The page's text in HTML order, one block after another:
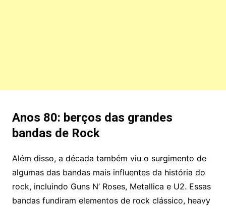
Anos 80: berços das grandes
bandas de Rock
Além disso, a década também viu o surgimento de
algumas das bandas mais influentes da história do
rock, incluindo Guns N’ Roses, Metallica e U2. Essas
bandas fundiram elementos de rock clássico, heavy